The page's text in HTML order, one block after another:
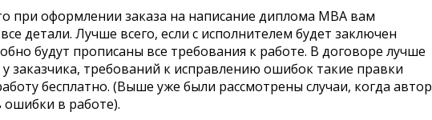
при оформлении заказа на написание диплома МВА вам
детали. Лучше всего, если с исполнителем будет заключен
будут прописаны все требования к работе. В договоре лучше
заказчика, требований к исправлению ошибок такие правки
бесплатно. (Выше уже были рассмотрены случаи, когда автор
ошибки в работе).